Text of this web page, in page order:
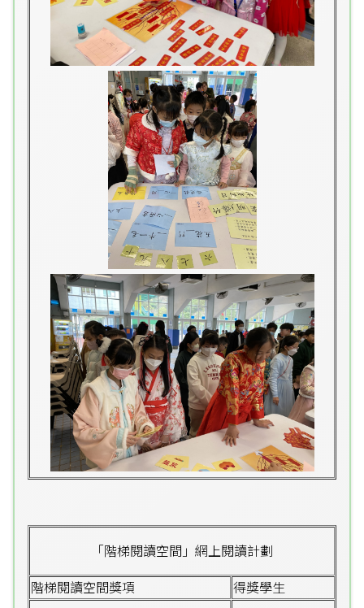
「階梯閱讀空間」網上閱讀計劃
階梯閱讀空間獎項 得獎學生